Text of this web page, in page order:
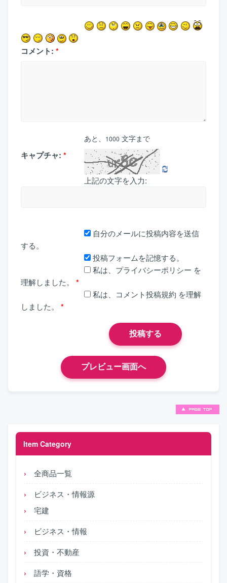
Item Category
全商品一覧
ビジネス・情報源
宅建
ビジネス・情報
投資・不動産
語学・資格
コメント: *
あと、 1000 文字まで
キャプチャ: *
上記の文字を入力:
自分のメールに投稿内容を送信
する。
投稿フォームを記憶する。
私は、 プライバシーポリシー を
理解しました。
*
私は、 コメント投稿規約 を理解
しました。
*